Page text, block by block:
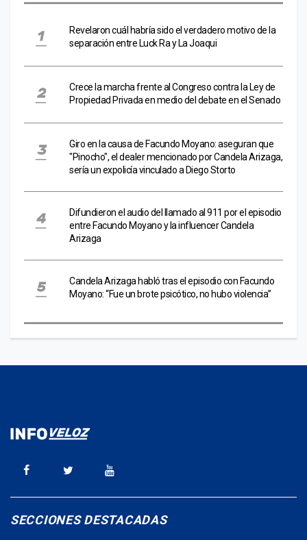
Revelaron cuál habría sido el verdadero motivo de la
separación entre Luck Ra y La Joaqui
Crece la marcha frente al Congreso contra la Ley de
Propiedad Privada en medio del debate en el Senado
Giro en la causa de Facundo Moyano: aseguran que
"Pinocho", el dealer mencionado por Candela Arizaga,
sería un expolicía vinculado a Diego Storto
Difundieron el audio del llamado al 911 por el episodio
entre Facundo Moyano y la influencer Candela
Arizaga
Candela Arizaga habló tras el episodio con Facundo
Moyano: “Fue un brote psicótico, no hubo violencia”
SECCIONES DESTACADAS